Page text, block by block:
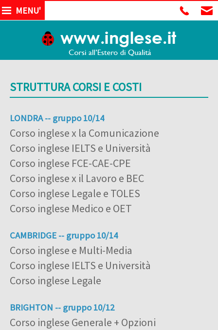
MENU'
STRUTTURA CORSI E COSTI
LONDRA -- gruppo 10/14
Corso inglese x la Comunicazione
Corso inglese IELTS e Università
Corso inglese FCE-CAE-CPE
Corso inglese x il Lavoro e BEC
Corso inglese Legale e TOLES
Corso inglese Medico e OET
CAMBRIDGE -- gruppo 10/14
Corso inglese e Multi-Media
Corso inglese IELTS e Università
Corso inglese Legale
BRIGHTON -- gruppo 10/12
Corso inglese Generale + Opzioni